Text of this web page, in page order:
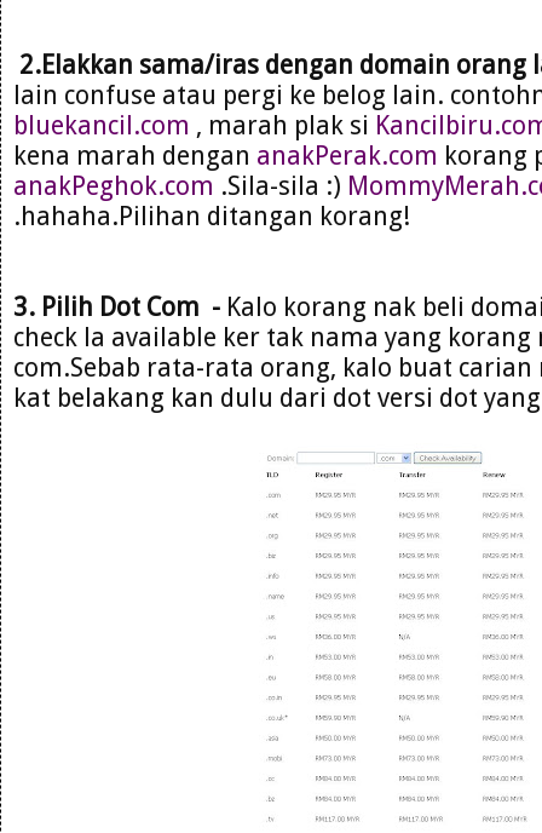
2.Elakkan sama/iras dengan domain
lain confuse atau pergi ke belog lain.
bluekancil.com , marah plak si
kena marah dengan anakPerak.com korang
anakPeghok.com .Sila-sila :)
.hahaha.Pilihan ditangan korang!
3. Pilih Dot Com - Kalo korang nak beli
check la available ker tak nama yang korang
com.Sebab rata-rata orang, kalo buat
kat belakang kan dulu dari dot versi dot